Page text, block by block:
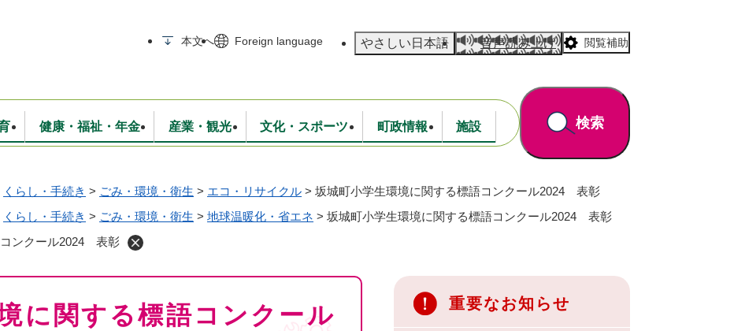
本文へ Foreign language やさしい日本語 音声読み上げ 閲覧補助
政無線 消防・救急 生活環境
道路・公園
環境・衛生 上下水道 地域コミュニティ
学校・教育
健康・福祉・年金
保険・年金
産業・観光
入札・契約 観光・特産
文化・スポーツ 町政情報
ついて 統計情報 広報・広聴
財政
行政
施設 検索
くらし・手続き > ごみ・環境・衛生 > エコ・リサイクル > 坂城町小学生環境に関する標語コンクール2024 表彰
くらし・手続き > ごみ・環境・衛生 > 地球温暖化・省エネ > 坂城町小学生環境に関する標語コンクール2024 表彰
ンクール2024 表彰
に関する標語コンクール
重要なお知らせ